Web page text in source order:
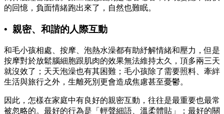
的回憶，負面情緒跑出來了，自然也難眠。
• 親密、和諧的人際互動
和毛小孩相處、按摩、泡熱水澡都有助紓解情緒和壓力，但是
按摩對於放鬆腦細胞跟肌肉的效果無法維持太久，頂多兩三天
就沒效了；天天泡澡也有其困難；毛小孩除了需要照料、牽絆
生活與旅行之外，生離死別更會造成焦慮甚至憂鬱。
因此，怎樣在家庭中有良好的親密互動，往往是最重要也最常
被忽略的。最好的行為是「輕聲細語、溫柔體貼」；最好的關